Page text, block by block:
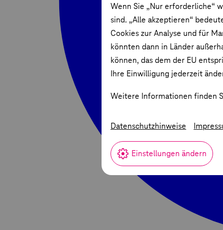
Wenn Sie „Nur erforderliche“
sind. „Alle akzeptieren“
Cookies zur Analyse und für
könnten dann in Länder
können, das dem der EU
Ihre Einwilligung jederzeit
Weitere Informationen finden
Datenschutzhinweise
Einstellungen ändern